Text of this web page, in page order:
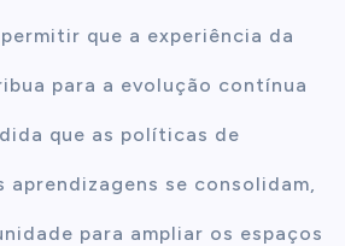
que a experiência da
para a evolução contínua
que as políticas de
aprendizagens se consolidam,
para ampliar os espaços